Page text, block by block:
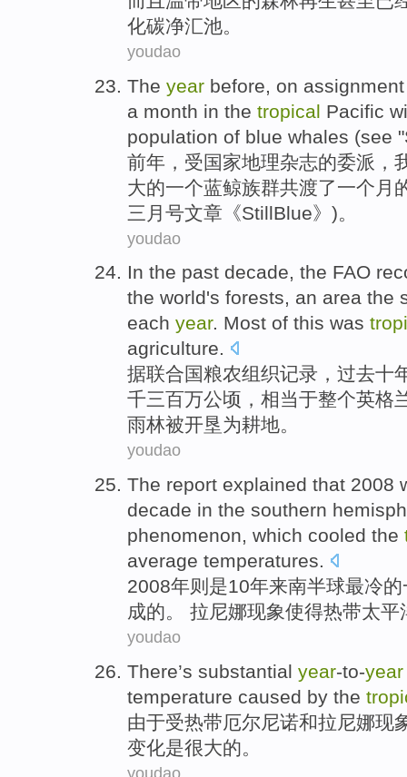
化碳净汇池。
youdao
The year before, on assignment
a month in the tropical Pacific
population of blue whales (see
前年 ，受国家地理杂志的委派 ，
大的一个蓝鲸族群共渡了一个 月
三月号文章 《StillBlue》)。
youdao
In the past decade, the FAO
the world's forests, an area the
each year. Most of this was
agriculture.
据联合国粮农组织记录 ， 过去十
千三百万公顷，相当于整个英格
雨林被开垦为耕地。
youdao
The report explained that 2008
decade in the southern
phenomenon, which cooled the
average temperatures.
2008年则 是10年来南半球最冷的
成的。 拉尼娜现象使得热带太平
youdao
There’s substantial year-to-year
temperature caused by the
由于受热带厄尔尼诺和拉尼娜现
变化是很大的。
youdao